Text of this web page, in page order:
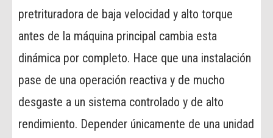
pretrituradora de baja velocidad y alto torque
antes de la máquina principal cambia esta
dinámica por completo. Hace que una instalación
pase de una operación reactiva y de mucho
desgaste a un sistema controlado y de alto
rendimiento. Depender únicamente de una unidad